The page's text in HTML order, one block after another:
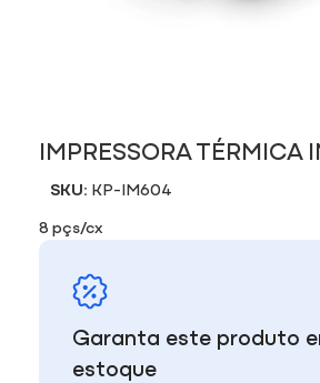
IMPRESSORA TÉRMICA
SKU: KP-IM604
8 pçs/cx
Garanta este produto
estoque